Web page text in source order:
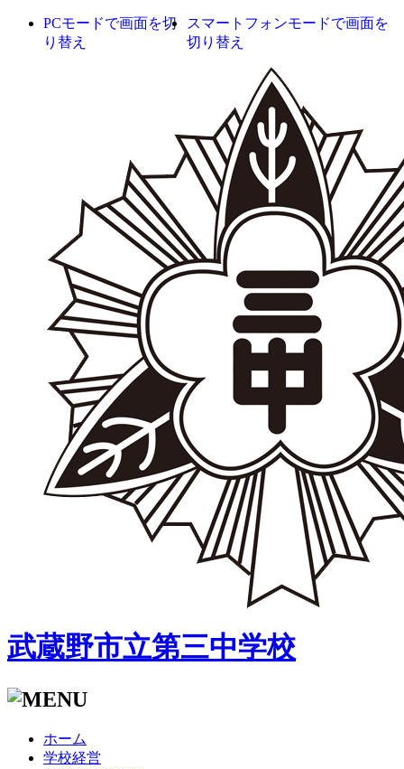
PCモードで画面を切
り替え
スマートフォンモードで画面を
切り替え
武蔵野市立第三中学校
ホーム
学校経営